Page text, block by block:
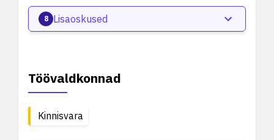
8 Lisaoskused
Töövaldkonnad
Kinnisvara